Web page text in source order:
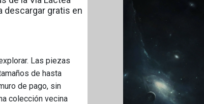
descargar gratis en
Las piezas
de hasta
de pago, sin
colección vecina